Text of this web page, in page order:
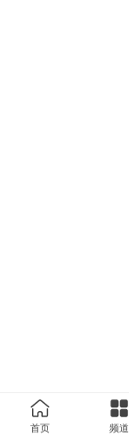
首页 频道